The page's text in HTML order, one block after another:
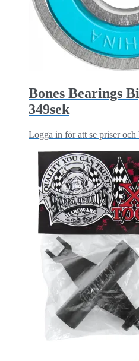
Bones Bearings
349sek
Logga in för att se priser och